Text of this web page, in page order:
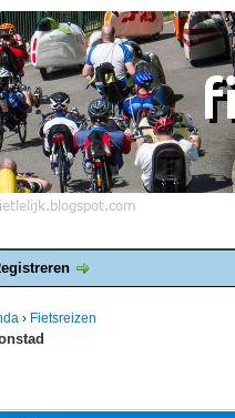
› Fietsreizen
is 0